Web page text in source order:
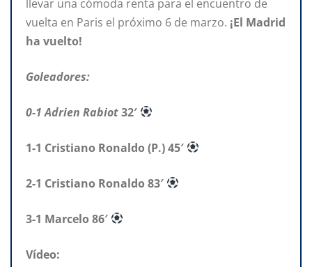
llevar una cómoda renta para el encuentro de
vuelta en Paris el próximo 6 de marzo. ¡El Madrid
ha vuelto!
Goleadores:
0-1 Adrien Rabiot32′
1-1 Cristiano Ronaldo (P.) 45′
2-1 Cristiano Ronaldo 83′
3-1 Marcelo 86′
Vídeo: